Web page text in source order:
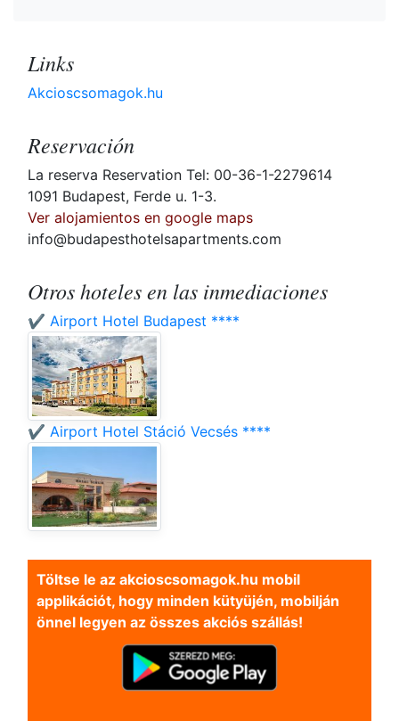
Links
Akcioscsomagok.hu
Reservación
La reserva Reservation Tel: 00-36-1-2279614
1091 Budapest, Ferde u. 1-3.
Ver alojamientos en google maps
info@budapesthotelsapartments.com
Otros hoteles en las inmediaciones
✔️ Airport Hotel Budapest ****
✔️ Airport Hotel Stáció Vecsés ****
Töltse le az akcioscsomagok.hu mobil
applikációt, hogy minden kütyüjén, mobilján
önnel legyen az összes akciós szállás!